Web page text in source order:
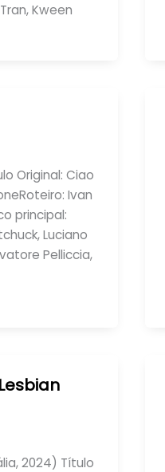
Kween
Original: Ciao
Ivan
principal:
Luciano
Pelliccia,
2024) Título